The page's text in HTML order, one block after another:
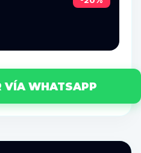
VÍA WHATSAPP